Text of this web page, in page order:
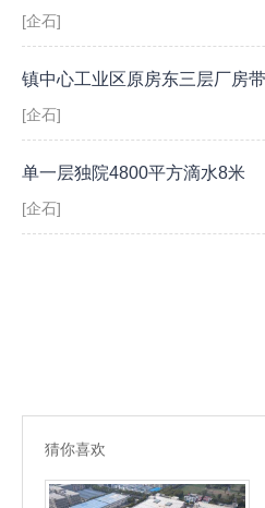
[企石]
镇中心工业区原房东三层厂房
[企石]
单一层独院4800平方滴水8米
[企石]
猜你喜欢